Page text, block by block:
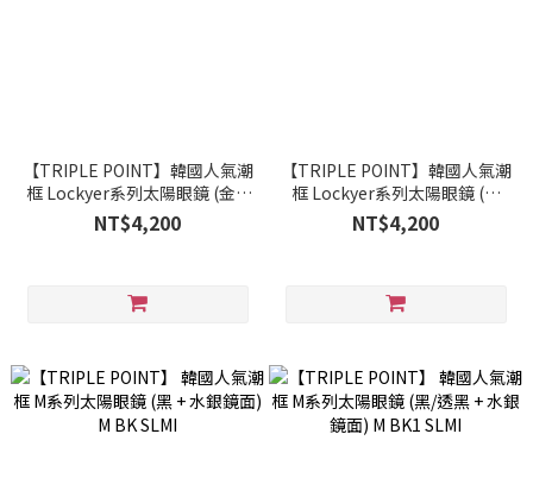
【TRIPLE POINT】韓國人氣潮
框 Lockyer系列太陽眼鏡 (金 +
水銀鏡面) Lockyer GD
NT$4,200
【TRIPLE POINT】韓國人氣潮
框 Lockyer系列太陽眼鏡 (槍
色/酒紅 + 水銀鏡面) Lockyer
WI
NT$4,200